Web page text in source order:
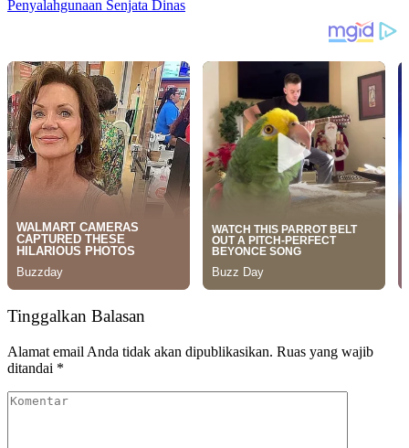
Penyalahgunaan Senjata Dinas
Tinggalkan Balasan
Alamat email Anda tidak akan dipublikasikan. Ruas yang wajib
ditandai *